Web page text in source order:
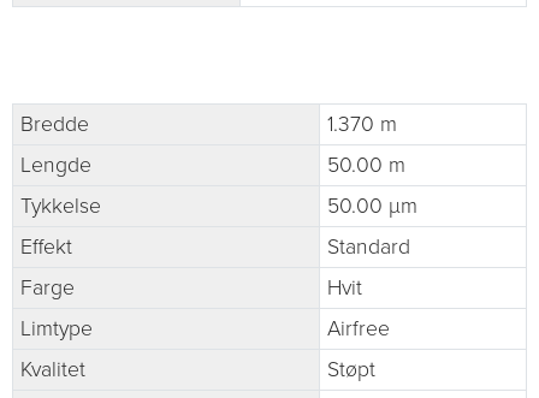
Bredde
1.370 m
Lengde
50.00 m
Tykkelse
50.00 µm
Effekt
Standard
Farge
Hvit
Limtype
Airfree
Kvalitet
Støpt